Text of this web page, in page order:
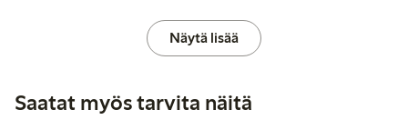
Näytä lisää
Saatat myös tarvita näitä